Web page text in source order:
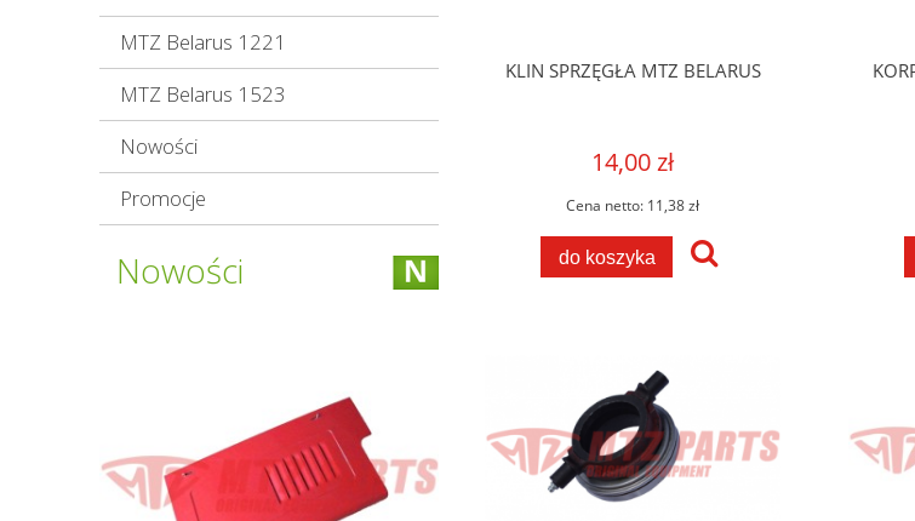
MTZ Belarus 1221
MTZ Belarus 1523
Nowości
Promocje
Nowości
KLIN SPRZĘGŁA MTZ BELARUS
14,00 zł
Cena netto: 11,38 zł
do koszyka